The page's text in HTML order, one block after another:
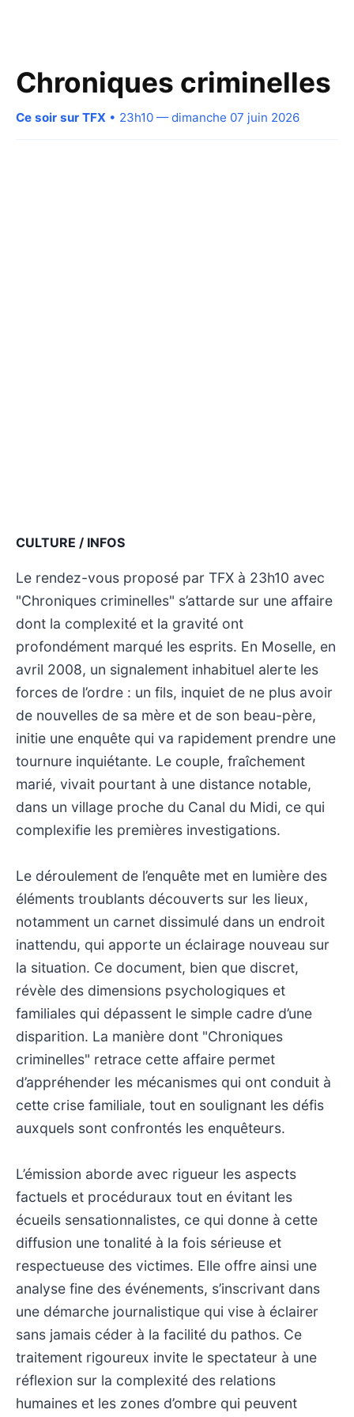
Chroniques criminelles
Ce soir sur TFX • 23h10 — dimanche 07 juin 2026
CULTURE / INFOS
Le rendez-vous proposé par TFX à 23h10 avec
"Chroniques criminelles" s’attarde sur une affaire
dont la complexité et la gravité ont
profondément marqué les esprits. En Moselle, en
avril 2008, un signalement inhabituel alerte les
forces de l’ordre : un fils, inquiet de ne plus avoir
de nouvelles de sa mère et de son beau-père,
initie une enquête qui va rapidement prendre une
tournure inquiétante. Le couple, fraîchement
marié, vivait pourtant à une distance notable,
dans un village proche du Canal du Midi, ce qui
complexifie les premières investigations.
Le déroulement de l’enquête met en lumière des
éléments troublants découverts sur les lieux,
notamment un carnet dissimulé dans un endroit
inattendu, qui apporte un éclairage nouveau sur
la situation. Ce document, bien que discret,
révèle des dimensions psychologiques et
familiales qui dépassent le simple cadre d’une
disparition. La manière dont "Chroniques
criminelles" retrace cette affaire permet
d’appréhender les mécanismes qui ont conduit à
cette crise familiale, tout en soulignant les défis
auxquels sont confrontés les enquêteurs.
L’émission aborde avec rigueur les aspects
factuels et procéduraux tout en évitant les
écueils sensationnalistes, ce qui donne à cette
diffusion une tonalité à la fois sérieuse et
respectueuse des victimes. Elle offre ainsi une
analyse fine des événements, s’inscrivant dans
une démarche journalistique qui vise à éclairer
sans jamais céder à la facilité du pathos. Ce
traitement rigoureux invite le spectateur à une
réflexion sur la complexité des relations
humaines et les zones d’ombre qui peuvent